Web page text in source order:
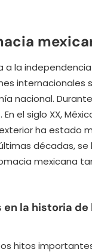
la independencia
internacionales
nacional.
el siglo XX,
ha estado
décadas,
mexicana
la historia
hitos